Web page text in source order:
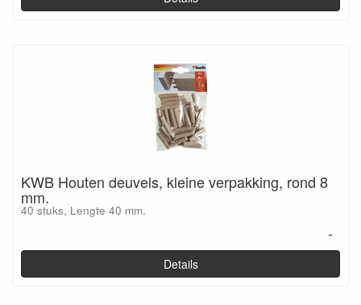
KWB Houten deuvels, kleine verpakking, rond 8
mm.
40 stuks, Lengte 40 mm.
-
Details